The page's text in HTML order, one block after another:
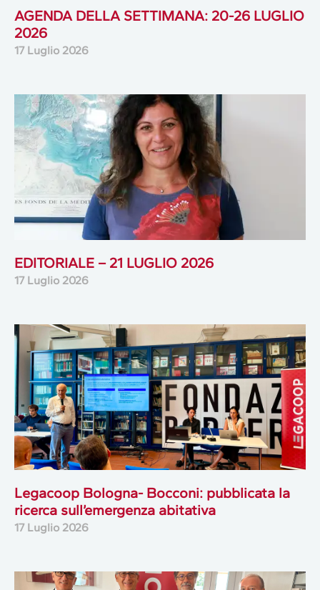
AGENDA DELLA SETTIMANA: 20-26 LUGLIO
2026
17 Luglio 2026
EDITORIALE – 21 LUGLIO 2026
17 Luglio 2026
Legacoop Bologna- Bocconi: pubblicata la
ricerca sull’emergenza abitativa
17 Luglio 2026